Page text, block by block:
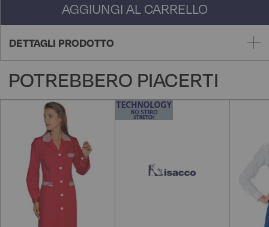
AGGIUNGI AL CARRELLO
DETTAGLI PRODOTTO
POTREBBERO PIACERTI